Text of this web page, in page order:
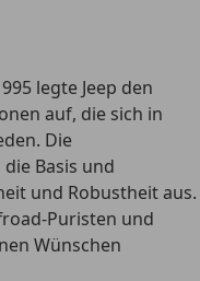
legte Jeep den
auf, die sich in
Die
Basis und
und Robustheit aus.
Puristen und
Wünschen